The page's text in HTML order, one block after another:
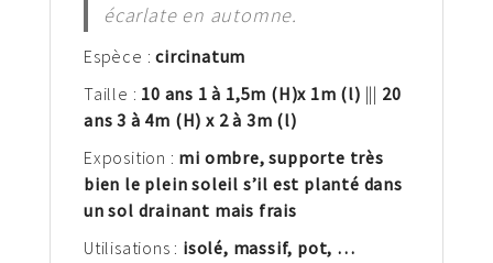
écarlate en automne.
Espèce : circinatum
Taille : 10 ans 1 à 1,5m (H)x 1m (l) ||| 20
ans 3 à 4m (H) x 2 à 3m (l)
Exposition : mi ombre, supporte très
bien le plein soleil s’il est planté dans
un sol drainant mais frais
Utilisations : isolé, massif, pot, …